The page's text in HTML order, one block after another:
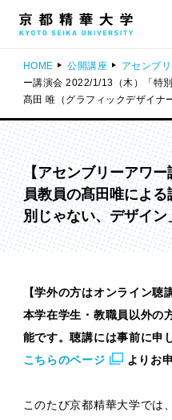
HOME 公開講座 アセンブ
ー講演会 2022/1/13（木）「特
髙田 唯（グラフィックデザイナ
【アセンブリーアワ
員教員の髙田唯によ
別じゃない、デザイ
【学外の⽅はオンライン聴
本学在学⽣・教職員以外の
能です。聴講には事前に申
こちらのページ
よりお
このたび京都精華大学では